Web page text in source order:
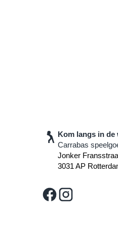
Kom langs in de
Carrabas
Jonker
3031 AP